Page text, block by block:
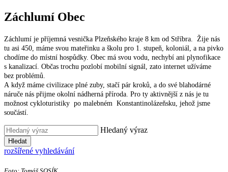
Záchlumí Obec
Záchlumí je příjemná vesnička Plzeňského kraje 8 km od Stříbra. Žije nás
tu asi 450, máme svou mateřinku a školu pro 1. stupeň, koloniál, a na pivko
chodíme do místní hospůdky. Obec má svou vodu, nechybí ani plynofikace
s kanalizací. Občas trochu pozlobí mobilní signál, zato internet užíváme
bez problémů.
A když máme civilizace plné zuby, stačí pár kroků, a do své blahodárné
náruče nás přijme okolní nádherná příroda. Pro ty aktivnější z nás je tu
možnost cykloturistiky po malebném Konstantinolázeňsku, jehož jsme
součástí.
Hledaný výraz
Hledat
rozšířené vyhledávání